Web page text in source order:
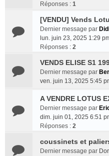
Réponses : 1
[VENDU] Vends
Dernier message par
lun. juin 23, 2025 1:29
Réponses : 2
VENDS ELISE S1
Dernier message par
ven. juin 13, 2025 5:45
A VENDRE LOTUS
Dernier message par
dim. juin 01, 2025 6:51
Réponses : 2
coussinets et
Dernier message par